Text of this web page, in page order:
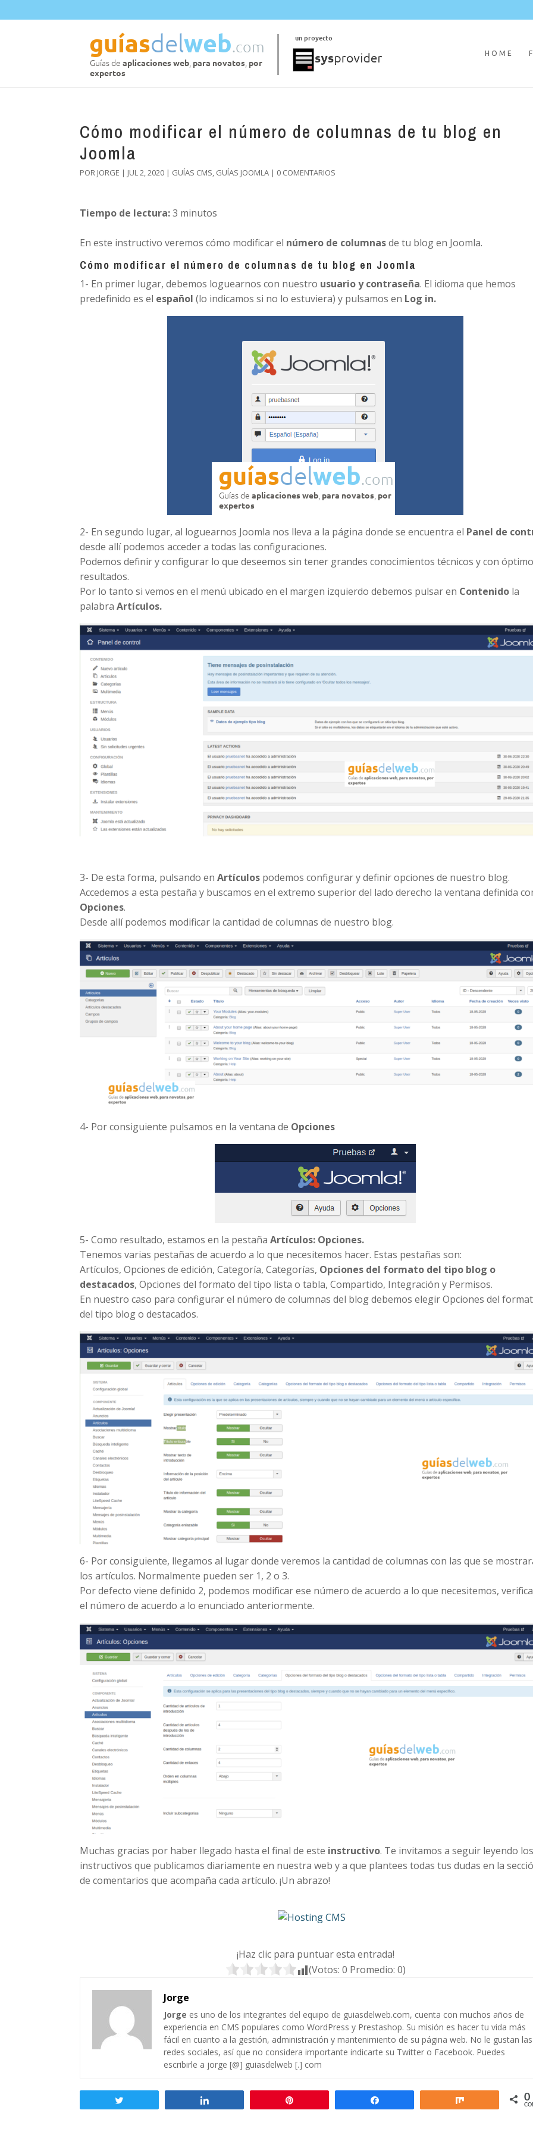
HOME
Cómo modificar el número de columnas de tu blog en
Joomla
POR JORGE | JUL 2, 2020 | GUÍAS CMS, GUÍAS JOOMLA | 0 COMENTARIOS
Tiempo de lectura: 3 minutos
En este instructivo veremos cómo modificar el número de columnasde tu blog en Joomla.
Cómo modificar el número de columnas de tu blog en Joomla
1- En primer lugar, debemos loguearnos con nuestro usuario y contraseña. El idioma que hemos
predefinido es el español (lo indicamos si no lo estuviera) y pulsamos en Log in.
2- En segundo lugar, al loguearnos Joomla nos lleva a la página donde se encuentra el Panel de
desde allí podemos acceder a todas las configuraciones.
Podemos definir y configurar lo que deseemos sin tener grandes conocimientos técnicos y con
resultados.
Por lo tanto si vemos en el menú ubicado en el margen izquierdo debemos pulsar en Contenido la
palabraArtículos.
3- De esta forma, pulsando enArtículos podemos configurar y definir opciones de nuestro blog.
Accedemos a esta pestaña y buscamos en el extremo superior del lado derecho la ventana definida
Opciones.
Desde allí podemos modificar la cantidad de columnas de nuestro blog.
4- Por consiguiente pulsamos en la ventana de Opciones
5- Como resultado, estamos en la pestañaArtículos: Opciones.
Tenemos varias pestañas de acuerdo a lo que necesitemos hacer. Estas pestañas son:
Artículos, Opciones de edición, Categoría, Categorías, Opciones del formato del tipo blog o
destacados, Opciones del formato del tipo lista o tabla, Compartido, Integración y Permisos.
En nuestro caso para configurar el número de columnas del blog debemos elegir Opciones del
del tipo blog o destacados.
6- Por consiguiente, llegamos al lugar donde veremos la cantidad de columnas con las que se
los artículos. Normalmente pueden ser 1, 2 o 3.
Por defecto viene definido 2, podemos modificar ese número de acuerdo a lo que necesitemos,
el número de acuerdo a lo enunciado anteriormente.
Muchas gracias por haber llegado hasta el final de este instructivo. Te invitamos a seguir leyendo
instructivos que publicamos diariamente en nuestra web y a que plantees todas tus dudas en la
de comentarios que acompaña cada artículo. ¡Un abrazo!
¡Haz clic para puntuar esta entrada!
(Votos: 0 Promedio: 0)
Jorge
Jorge es uno de los integrantes del equipo de guiasdelweb.com, cuenta con muchos años de
experiencia en CMS populares como WordPress y Prestashop. Su misión es hacer tu vida más
fácil en cuanto a la gestión, administración y mantenimiento de su página web. No le gustan las
redes sociales, así que no considera importante indicarte su Twitter o Facebook. Puedes
escribirle a jorge [@] guiasdelweb [.] com
0